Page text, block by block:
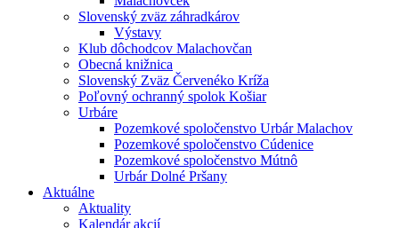
Slovenský zväz záhradkárov
Výstavy
Klub dôchodcov Malachovčan
Obecná knižnica
Slovenský Zväz Červenéko Kríža
Poľovný ochranný spolok Košiar
Urbáre
Pozemkové spoločenstvo Urbár Malachov
Pozemkové spoločenstvo Cúdenice
Pozemkové spoločenstvo Mútnô
Urbár Dolné Pršany
Aktuálne
Aktuality
Kalendár akcií